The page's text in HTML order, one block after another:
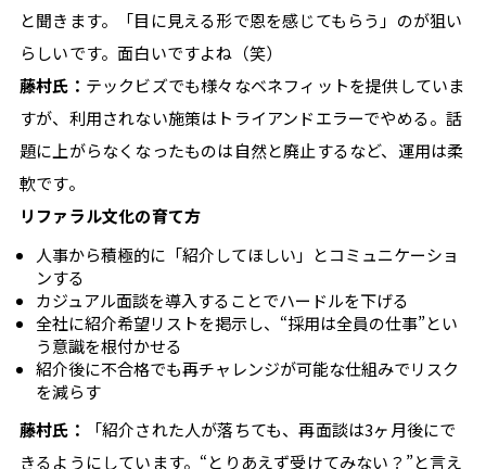
と聞きます。「目に見える形で恩を感じてもらう」のが狙い
らしいです。面白いですよね（笑）
藤村氏： テックビズでも様々なベネフィットを提供していま
すが、利用されない施策はトライアンドエラーでやめる。話
題に上がらなくなったものは自然と廃止するなど、運用は柔
軟です。
リファラル文化の育て方
人事から積極的に「紹介してほしい」とコミュニケーショ
ンする
カジュアル面談を導入することでハードルを下げる
全社に紹介希望リストを掲示し、“採用は全員の仕事”とい
う意識を根付かせる
紹介後に不合格でも再チャレンジが可能な仕組みでリスク
を減らす
藤村氏：
「紹介された人が落ちても、再面談は3ヶ月後にで
きるようにしています。“とりあえず受けてみない？”と言え